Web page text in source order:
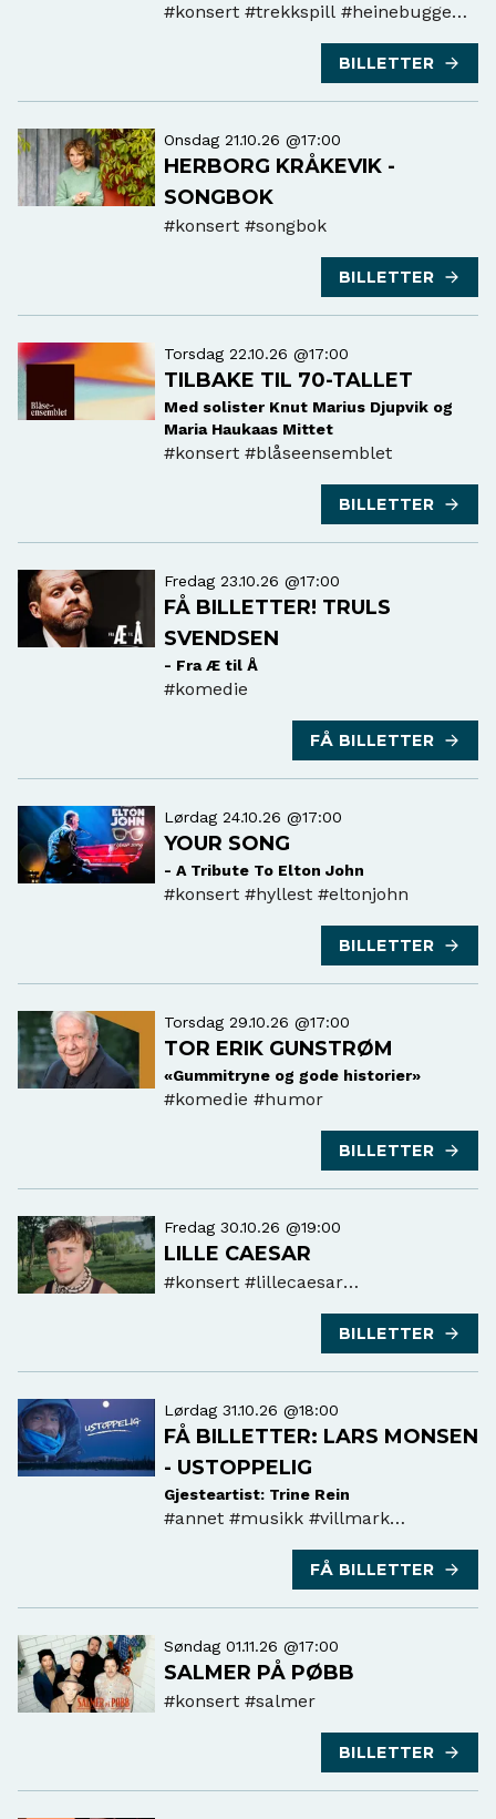
#konsert #trekkspill #heinebugge
#perolavkobberstad
BILLETTER
Onsdag 21.10.26 @17:00
HERBORG KRÅKEVIK -
SONGBOK
#konsert #songbok
BILLETTER
Torsdag 22.10.26 @17:00
TILBAKE TIL 70-TALLET
Med solister Knut Marius Djupvik og
Maria Haukaas Mittet
#konsert #blåseensemblet
BILLETTER
Fredag 23.10.26 @17:00
FÅ BILLETTER! TRULS
SVENDSEN
- Fra Æ til Å
#komedie
FÅ BILLETTER
Lørdag 24.10.26 @17:00
YOUR SONG
- A Tribute To Elton John
#konsert #hyllest #eltonjohn
BILLETTER
Torsdag 29.10.26 @17:00
TOR ERIK GUNSTRØM
«Gummitryne og gode historier»
#komedie #humor
BILLETTER
Fredag 30.10.26 @19:00
LILLE CAESAR
#konsert #lillecaesar
#ungdomskonsert #unitedstage
BILLETTER
Lørdag 31.10.26 @18:00
FÅ BILLETTER: LARS MONSEN
- USTOPPELIG
Gjesteartist: Trine Rein
#annet #musikk #villmark
FÅ BILLETTER
Søndag 01.11.26 @17:00
SALMER PÅ PØBB
#konsert #salmer
BILLETTER